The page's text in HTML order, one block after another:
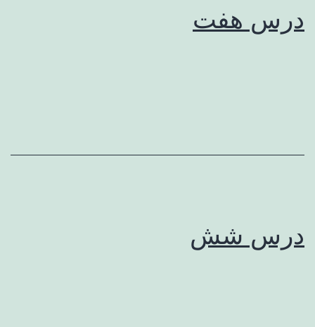
درس هفت
درس شش